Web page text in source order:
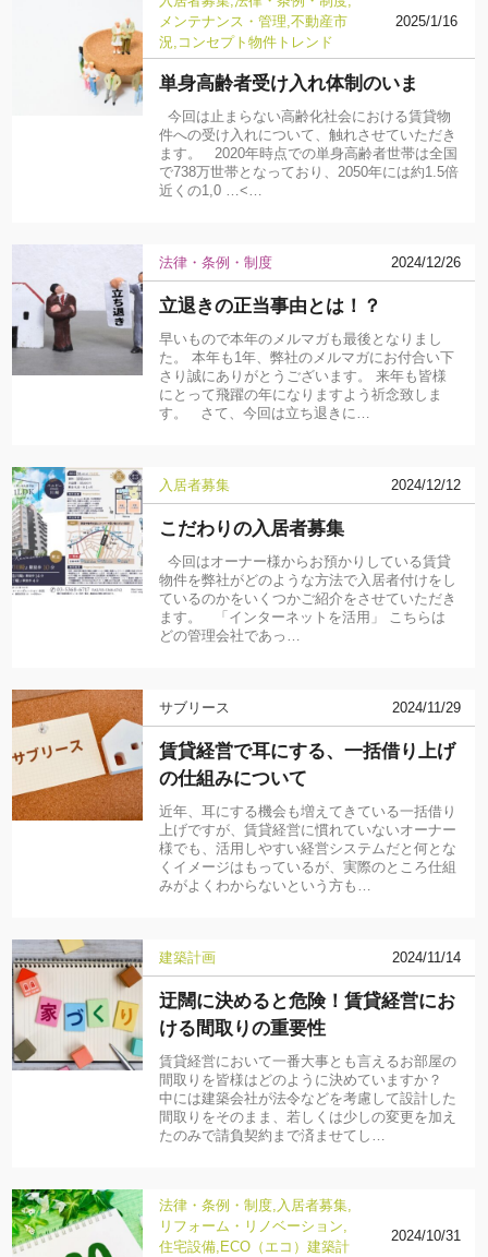
メンテナンス・管理 不動産市
況 コンセプト物件 トレンド
2025/1/16
単身高齢者受け入れ体制のいま
今回は止まらない高齢化社会における賃貸物
件への受け入れについて、触れさせていただき
ます。 2020年時点での単身高齢者世帯は全国
で738万世帯となっており、2050年には約1.5倍
近くの1,0 …<…
法律・条例・制度 2024/12/26
立退きの正当事由とは！？
早いもので本年のメルマガも最後となりまし
た。 本年も1年、弊社のメルマガにお付合い下
さり誠にありがとうございます。 来年も皆様
にとって飛躍の年になりますよう祈念致しま
す。 さて、今回は立ち退きに…
入居者募集 2024/12/12
こだわりの入居者募集
今回はオーナー様からお預かりしている賃貸
物件を弊社がどのような方法で入居者付けをし
ているのかをいくつかご紹介をさせていただき
ます。 「インターネットを活用」 こちらは
どの管理会社であっ…
サブリース 2024/11/29
賃貸経営で耳にする、一括借り上げ
の仕組みについて
近年、耳にする機会も増えてきている一括借り
上げですが、賃貸経営に慣れていないオーナー
様でも、活用しやすい経営システムだと何とな
くイメージはもっているが、実際のところ仕組
みがよくわからないという方も…
建築計画 2024/11/14
迂闊に決めると危険！賃貸経営にお
ける間取りの重要性
賃貸経営において一番大事とも言えるお部屋の
間取りを皆様はどのように決めていますか？
中には建築会社が法令などを考慮して設計した
間取りをそのまま、若しくは少しの変更を加え
たのみで請負契約まで済ませてし…
法律・条例・制度 入居者募集
リフォーム・リノベーション
住宅設備 ECO（エコ）建築計
2024/10/31